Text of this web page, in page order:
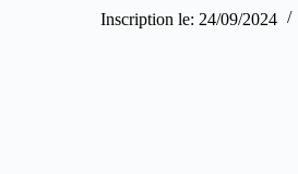
Inscription le: 24/09/2024